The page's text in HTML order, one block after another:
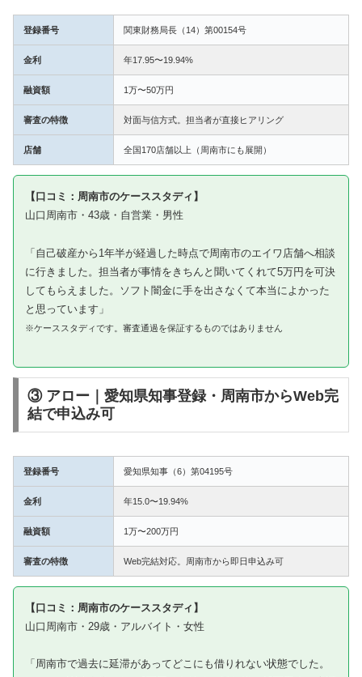
登録番号 関東財務局長（14）第00154号
金利 年17.95〜19.94%
融資額 1万〜50万円
審査の特徴 対面与信方式。担当者が直接ヒアリング
店舗 全国170店舗以上（周南市にも展開）
【口コミ：周南市のケーススタディ】
山口周南市・43歳・自営業・男性
「自己破産から1年半が経過した時点で周南市のエイワ店舗へ相談
に行きました。担当者が事情をきちんと聞いてくれて5万円を可決
してもらえました。ソフト闇金に手を出さなくて本当によかった
と思っています」
※ケーススタディです。審査通過を保証するものではありません
③ アロー｜愛知県知事登録・周南市からWeb完
結で申込み可
登録番号 愛知県知事（6）第04195号
金利 年15.0〜19.94%
融資額 1万〜200万円
審査の特徴 Web完結対応。周南市から即日申込み可
【口コミ：周南市のケーススタディ】
山口周南市・29歳・アルバイト・女性
「周南市で過去に延滞があってどこにも借りれない状態でした。